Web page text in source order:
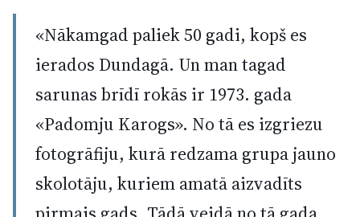
«Nākamgad paliek 50 gadi, kopš es
ierados Dundagā. Un man tagad
sarunas brīdī rokās ir 1973. gada
«Padomju Karogs». No tā es izgriezu
fotogrāfiju, kurā redzama grupa jauno
skolotāju, kuriem amatā aizvadīts